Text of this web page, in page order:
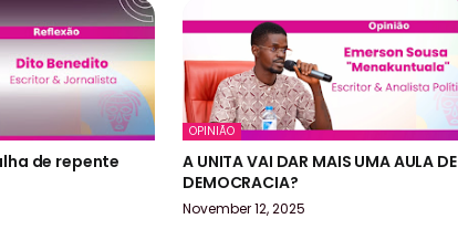
de repente
OPINIÃO
A UNITA VAI DAR MAIS UMA AULA DE
DEMOCRACIA?
November 12, 2025